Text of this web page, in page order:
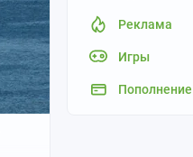
Реклама
Игры